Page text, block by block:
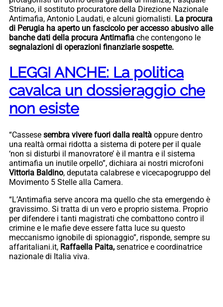
Striano, il sostituto procuratore della Direzione Nazionale
Antimafia, Antonio Laudati, e alcuni giornalisti. La procura
di Perugia ha aperto un fascicolo per accesso abusivo alle
banche dati della procura Antimafia che contengono le
segnalazioni di operazioni finanziarie sospette.
LEGGI ANCHE: La politica
cavalca un dossieraggio che
non esiste
“Cassese sembra vivere fuori dalla realtà oppure dentro
una realtà ormai ridotta a sistema di potere per il quale
‘non si disturbi il manovratore’ è il mantra e il sistema
antimafia un inutile orpello”, dichiara ai nostri microfoni
Vittoria Baldino, deputata calabrese e vicecapogruppo del
Movimento 5 Stelle alla Camera.
“L’Antimafia serve ancora ma quello che sta emergendo è
gravissimo. Si tratta di un vero e proprio sistema. Proprio
per difendere i tanti magistrati che combattono contro il
crimine e le mafie deve essere fatta luce su questo
meccanismo ignobile di spionaggio”, risponde, sempre su
affaritaliani.it, Raffaella Paita, senatrice e coordinatrice
nazionale di Italia viva.